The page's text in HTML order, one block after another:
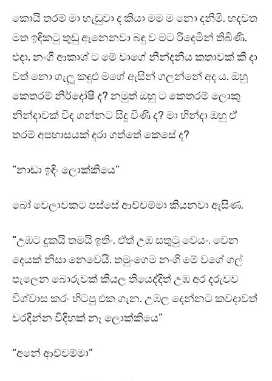
කොයි තරම් මා හැඬුවා ද කියා මම ම නො දනිමි. හදවත
මත ඉඳිකටු තුඩු ඇනෙනවා බඳු ව මට රිදෙමින් තිබිණි.
එදා, නංගී ආකාශ් ට මේ වාගේ නින්දනීය කතාවක් කී දා
වත් නො ගැලූ කඳුළු මගේ ඇසින් ගලන්නේ අද ය. ඔහු
කෙතරම් නිර්දෝෂී ද? නමුත් ඔහු ට කෙතරම් ලොකු
නින්දාවක් විඳ ගන්නට සිදු විණි ද? මා හින්දා ඔහු ඒ
තරම් අපහාසයක් දරා ගත්තේ කෙසේ ද?
“නාඬා ඉඳිං ලොක්කියෙ”
බෝ වෙලාවකට පස්සේ ආච්චම්මා කියනවා ඇසිණ.
“උඹට දුකයි තමයි ඉතිං. ඒත් උඹ සතුටු වෙයං. වෙන
දෙයක් නිසා නෙවෙයි. තමුංගෙම නංගි මේ වගේ ගල්
පැලෙන බොරුවක් කියල තියෙද්දිත් උඹ අර දරුවව
විශ්වාස කරං හිටපු එක ගැන. උඹල දෙන්නට කවදාවත්
වරදින්න විදිහක් නෑ ලොක්කියෙ”
“අනේ ආච්චම්මා”